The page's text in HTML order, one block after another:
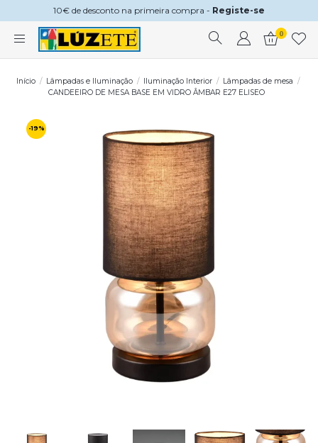
10€ de desconto na primeira compra - Registe-se
0
Início Lâmpadas e Iluminação Iluminação Interior
Lâmpadas de mesa
CANDEEIRO DE MESA BASE EM VIDRO ÂMBAR E27 ELISEO
-19%